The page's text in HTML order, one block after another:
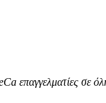
επαγγελματίες σε